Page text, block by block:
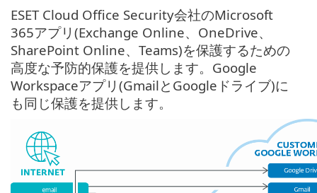
ESET Cloud Office Security会社のMicrosoft
365アプリ(Exchange Online、OneDrive、
SharePoint Online、Teams)を保護するための
高度な予防的保護を提供します。Google
Workspaceアプリ(GmailとGoogleドライブ)に
も同じ保護を提供します。